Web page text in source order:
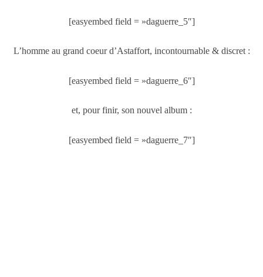
[easyembed field = »daguerre_5″]
L’homme au grand coeur d’Astaffort, incontournable & discret :
[easyembed field = »daguerre_6″]
et, pour finir, son nouvel album :
[easyembed field = »daguerre_7″]